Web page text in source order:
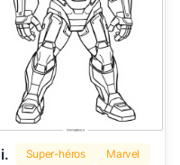
iron man Super-héros Marvel